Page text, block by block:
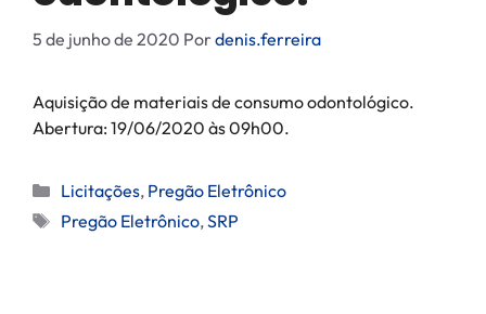
5 de junho de 2020 Pordenis.ferreira
Aquisição de materiais de consumo odontológico.
Abertura: 19/06/2020 às 09h00.
Licitações, Pregão Eletrônico
Pregão Eletrônico,SRP